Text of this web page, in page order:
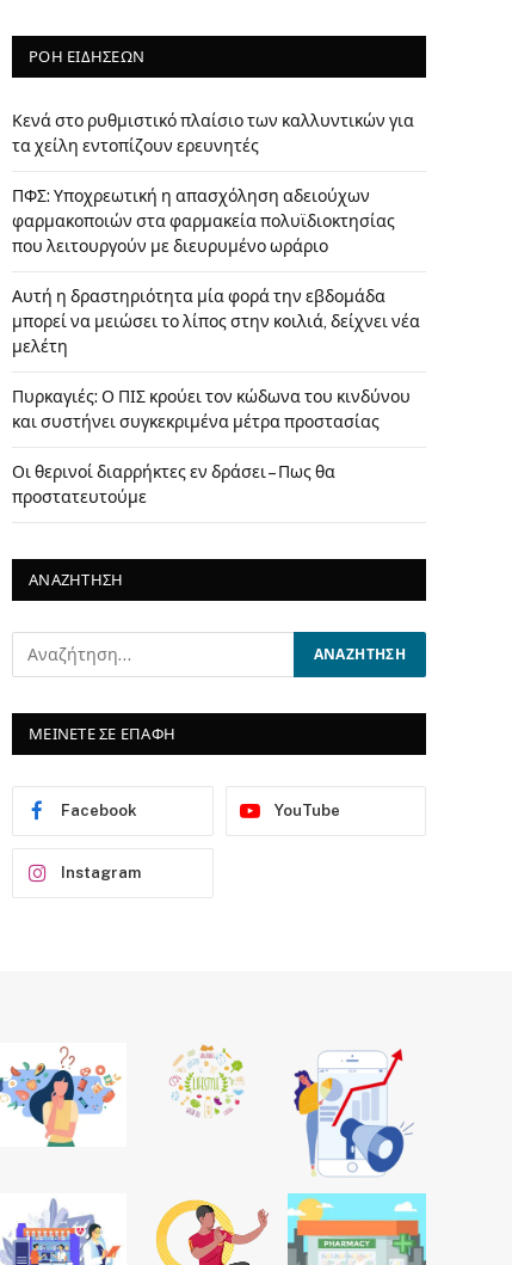
ΡΟΗ ΕΙΔΗΣΕΩΝ
Κενά στο ρυθμιστικό πλαίσιο των καλλυντικών για
τα χείλη εντοπίζουν ερευνητές
ΠΦΣ: Υποχρεωτική η απασχόληση αδειούχων
φαρμακοποιών στα φαρμακεία πολυϊδιοκτησίας
που λειτουργούν με διευρυμένο ωράριο
Αυτή η δραστηριότητα μία φορά την εβδομάδα
μπορεί να μειώσει το λίπος στην κοιλιά, δείχνει νέα
μελέτη
Πυρκαγιές: Ο ΠΙΣ κρούει τον κώδωνα του κινδύνου
και συστήνει συγκεκριμένα μέτρα προστασίας
Οι θερινοί διαρρήκτες εν δράσει – Πως θα
προστατευτούμε
ΑΝΑΖΗΤΗΣΗ
ΜΕΙΝΕΤΕ ΣΕ ΕΠΑΦΗ
Facebook YouTube
Instagram